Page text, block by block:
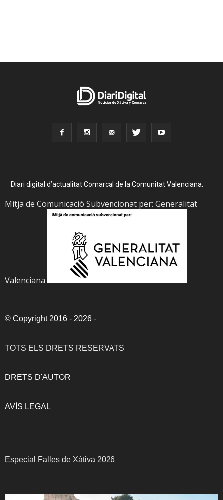
Diari digital d’actualitat Comarcal de la Comunitat Valenciana.
Mitja de Comunicació Subvencionat per: Generalitat
Valenciana
© Copyright 2016 - 2026 -
TOTS ELS DRETS RESERVATS
DRETS D'AUTOR
AVÍS LEGAL
Especial Falles de Xàtiva 2026